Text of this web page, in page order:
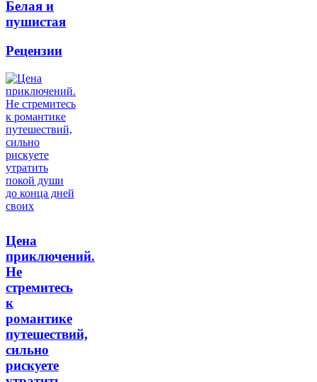
Белая и
пушистая
Рецензии
Цена
приключений.
Не
стремитесь
к
романтике
путешествий,
сильно
рискуете